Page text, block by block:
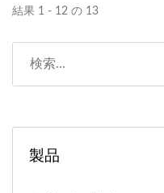
結果 1 - 12 の 13
製品